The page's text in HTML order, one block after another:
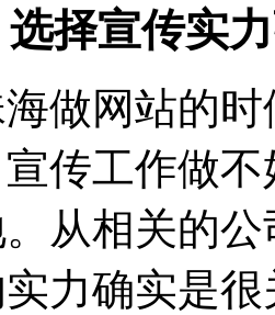
择宣传实
网站的时
传工作做
从相关的
力确实是